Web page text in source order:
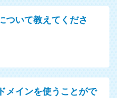
ついて教えてくださ
メインを使うことがで